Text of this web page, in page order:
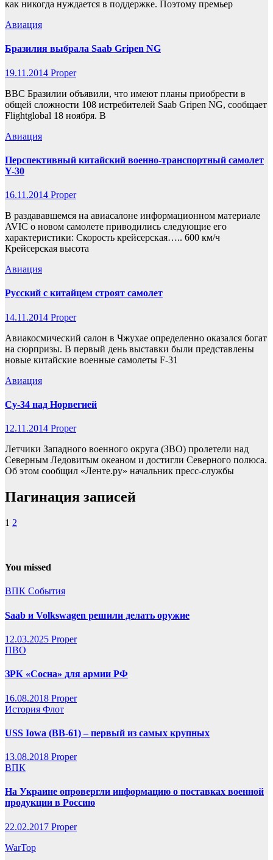
как никогда нуждается в поддержке. Поэтому премьер
Авиация
Бразилия выбрала Saab Gripen NG
19.11.2014 Proper
ВВС Бразилии объявили, что имеют планы приобрести в
общей сложности 108 истребителей Saab Gripen NG, сообщает
Flightglobal 18 ноября. В
Авиация
Перспективный китайский военно-транспортный самолет
Y-30
16.11.2014 Proper
В раздававшемся на авиасалоне информационном материале
AVIC о новом самолете приводились следующие его
характеристики: Скорость крейсерская….. 600 км/ч
Крейсерская высота
Авиация
Русский с китайцем строят самолет
14.11.2014 Proper
Авиакосмический салон в Чжухае определенно оказался богат
на сюрпризы. В первый день выставки были представлены
новые китайские военные самолеты F-31
Авиация
Су-34 над Норвегией
12.11.2014 Proper
Летчики Западного военного округа (ЗВО) пролетели над
Северным Ледовитым океаном и достигли Северного полюса.
Об этом сообщил «Ленте.ру» начальник пресс-службы
Пагинация записей
1 2
You missed
ВПК События
Saab и Volkswagen решили делать оружие
12.03.2025 Proper
ПВО
ЗРК «Сосна» для армии РФ
16.08.2018 Proper
История Флот
USS Iowa (BB-61) – первый из самых крупных
13.08.2018 Proper
ВПК
На Украине опровергли информацию о поставках военной
продукции в Россию
22.02.2017 Proper
WarTop